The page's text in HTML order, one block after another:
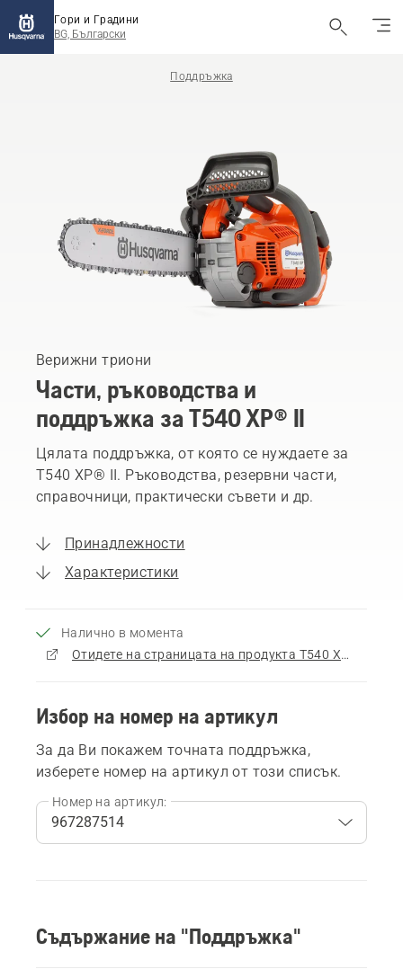
Гори и Градини
BG, Български
Поддръжка
Верижни триони
Части, ръководства и
поддръжка за T540 XP® II
Цялата поддръжка, от която се нуждаете за
T540 XP® II. Ръководства, резервни части,
справочници, практически съвети и др.
Принадлежности
Характеристики
Налично в момента
Отидете на страницата на продукта T540 XP® II
Избор на номер на артикул
За да Ви покажем точната поддръжка,
изберете номер на артикул от този списък.
Номер на артикул:
Съдържание на "Поддръжка"